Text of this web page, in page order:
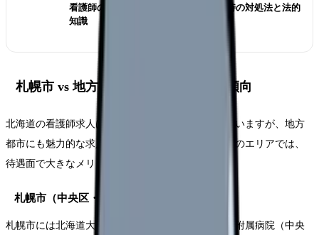
看護師の退職交渉術｜引き止められた時の対処法と法的
知識
札幌市 vs 地方都市｜エリア別の求人傾向
北海道の看護師求人は、札幌市に約半数が集中していますが、地方
都市にも魅力的な求人があります。特に看護師不足のエリアでは、
待遇面で大きなメリットがあります。
札幌市（中央区・北区・東区・豊平区）
札幌市には北海道大学病院（北区）、札幌医科大学附属病院（中央